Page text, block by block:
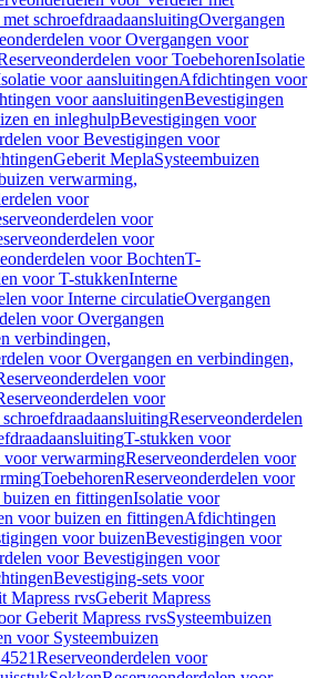
schroefdraadaansluitingOvergangen
voor Overgangen voor
voor ToebehorenIsolatie
voor aansluitingenAfdichtingen voor
voor aansluitingenBevestigingen
en inleghulpBevestigingen voor
voor Bevestigingen voor
Geberit MeplaSysteembuizen
verwarming,
voor
voor
voor
voor BochtenT-
voor T-stukkenInterne
voor Interne circulatieOvergangen
voor Overgangen
verbindingen,
voor Overgangen en verbindingen,
voor
voor
Reserveonderdelen
T-stukken voor
voor verwarmingReserveonderdelen voor
ToebehorenReserveonderdelen voor
en fittingenIsolatie voor
voor buizen en fittingenAfdichtingen
voor buizenBevestigingen voor
voor Bevestigingen voor
Bevestiging-sets voor
Mapress rvsGeberit Mapress
Geberit Mapress rvsSysteembuizen
voor Systeembuizen
Reserveonderdelen voor